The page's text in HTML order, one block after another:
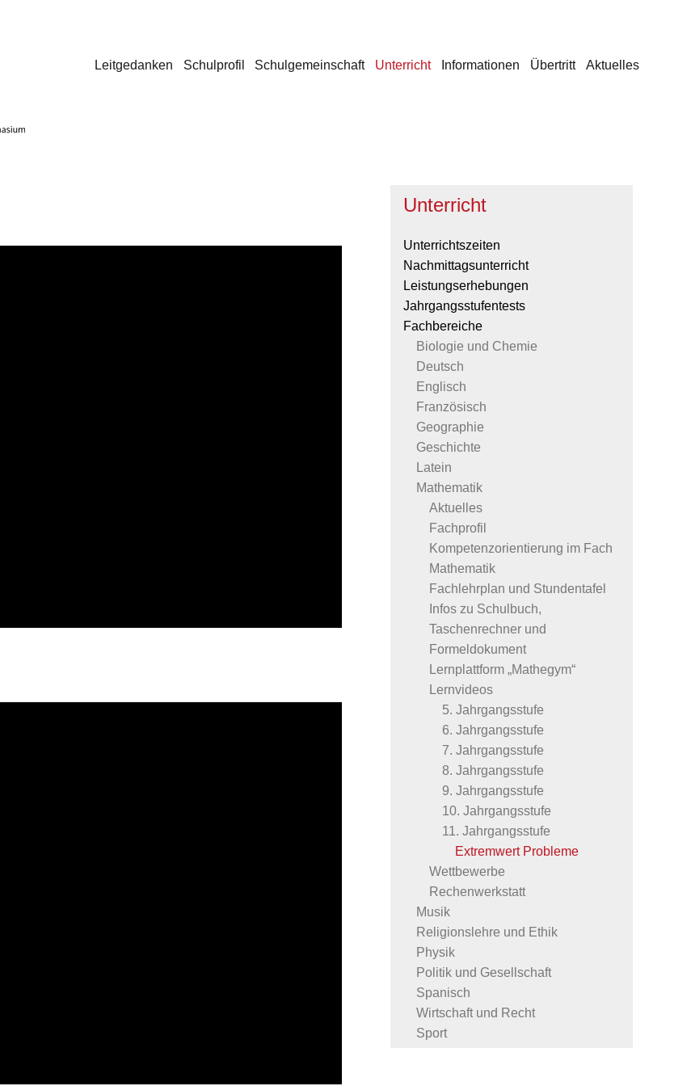
Leitgedanken Schulprofil Schulgemeinschaft Unterricht Informationen Übertritt Aktuelles
Unterricht
Unterrichtszeiten
Nachmittagsunterricht
Leistungserhebungen
Jahrgangsstufentests
Fachbereiche
Biologie und Chemie
Deutsch
Englisch
Französisch
Geographie
Geschichte
Latein
Mathematik
Aktuelles
Fachprofil
Kompetenzorientierung im Fach
Mathematik
Fachlehrplan und Stundentafel
Infos zu Schulbuch,
Taschenrechner und
Formeldokument
Lernplattform „Mathegym“
Lernvideos
5. Jahrgangsstufe
6. Jahrgangsstufe
7. Jahrgangsstufe
8. Jahrgangsstufe
9. Jahrgangsstufe
10. Jahrgangsstufe
11. Jahrgangsstufe
Extremwert Probleme
Wettbewerbe
Rechenwerkstatt
Musik
Religionslehre und Ethik
Physik
Politik und Gesellschaft
Spanisch
Wirtschaft und Recht
Sport